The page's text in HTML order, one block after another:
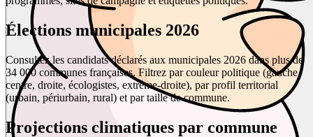
Élections municipales 2026
Consultez les candidats déclarés aux municipales 2026 dans plus de
34 000 communes françaises. Filtrez par couleur politique (gauche,
centre, droite, écologistes, extrême-droite), par profil territorial
(urbain, périurbain, rural) et par taille de commune.
Projections climatiques par commune